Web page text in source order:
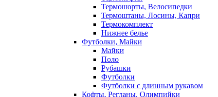
Термошорты, Велосипедки
Термоштаны, Лосины, Капри
Термокомплект
Нижнее белье
Футболки, Майки
Майки
Поло
Рубашки
Футболки
Футболки с длинным рукавом
Кофты, Регланы, Олимпийки